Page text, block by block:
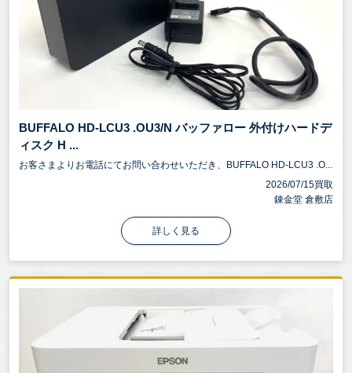
BUFFALO HD-LCU3 .OU3/N バッファロー 外付けハードデ
ィスク H ...
お客さまよりお電話にてお問い合わせいただき、BUFFALO HD-LCU3 .O...
2026/07/15買取
錬金堂 倉敷店
詳しく見る